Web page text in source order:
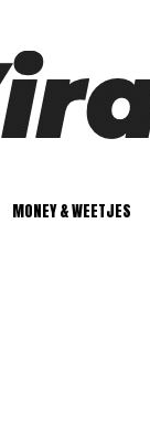
MONEY & WEETJES